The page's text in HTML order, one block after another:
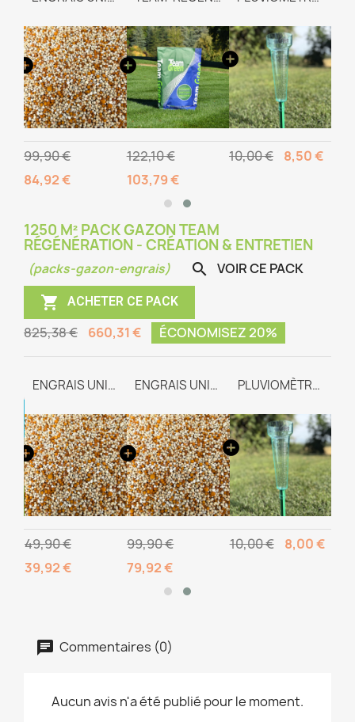
99,90 €
84,92 €
122,10 €
103,79 €
10,00 € 8,50 €
1250 M² PACK GAZON TEAM
RÉGÉNÉRATION - CRÉATION & ENTRETIEN
(packs-gazon-engrais)  VOIR CE PACK
 ACHETER CE PACK
825,38 € 660,31 € ÉCONOMISEZ 20%
ENGRAIS UNIVERSEL TEAM-WAY
49,90 €
39,92 €
ENGRAIS UNIVERSEL TEAM-WAY
99,90 €
79,92 €
PLUVIOMÈTRE GRADUÉ
10,00 € 8,00 €
Commentaires (0)
Aucun avis n'a été publié pour le moment.